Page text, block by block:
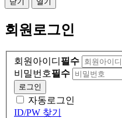
회원 로그인
회원아이디 필수
비밀번호필수
로그인
자동로그인
ID/PW 찾기